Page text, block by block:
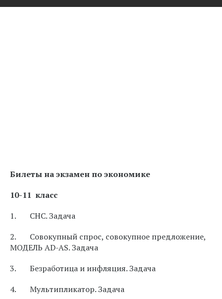
Билеты на экзамен по экономике
10-11 класс
1. СНС. Задача
2. Совокупный спрос, совокупное предложение,
МОДЕЛЬ AD-AS. Задача
3. Безработица и инфляция. Задача
4. Мультипликатор. Задача